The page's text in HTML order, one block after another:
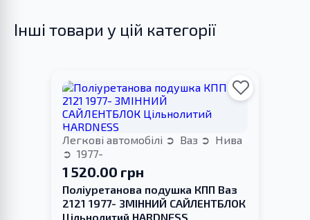
Інші товари у цій категорії
Легкові автомобілі Ваз
Нива
1977-
1 520.00 грн
Поліуретанова подушка КПП Ваз
2121 1977- ЗМІННИЙ САЙЛЕНТБЛОК
Цільнолитий HARDNESS